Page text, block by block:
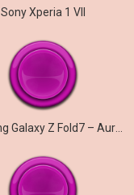
Sony Xperia 1 VII
Samsung Galaxy Z Fold7 – Aurora